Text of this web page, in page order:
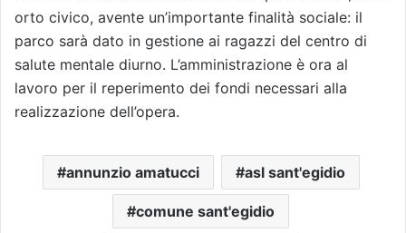
orto civico, avente un’importante finalità sociale: il
parco sarà dato in gestione ai ragazzi del centro di
salute mentale diurno. L’amministrazione è ora al
lavoro per il reperimento dei fondi necessari alla
realizzazione dell’opera.
annunzio amatucci asl sant'egidio
comune sant'egidio